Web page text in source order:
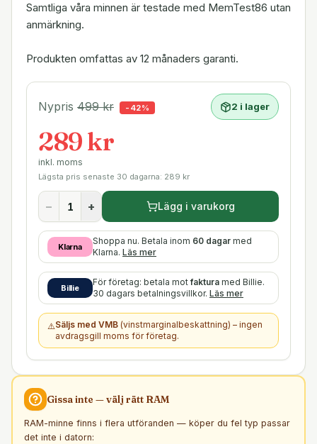
Samtliga våra minnen är testade med MemTest86 utan
anmärkning.
Produkten omfattas av 12 månaders garanti.
Nypris 499kr - 42% 2 i lager
289 kr
inkl. moms
Lägsta pris senaste 30 dagarna: 289 kr
− + Lägg i varukorg
Klarna
Shoppa nu. Betala inom 60 dagar med
Klarna. Läs mer
Billie
För företag: betala motfaktura med Billie.
30 dagars betalningsvillkor. Läs mer
⚠️Säljs med VMB (vinstmarginalbeskattning) – ingen
avdragsgill moms för företag.
Gissa inte — välj rätt RAM
RAM-minne finns i flera utföranden — köper du fel typ passar
det inte i datorn: